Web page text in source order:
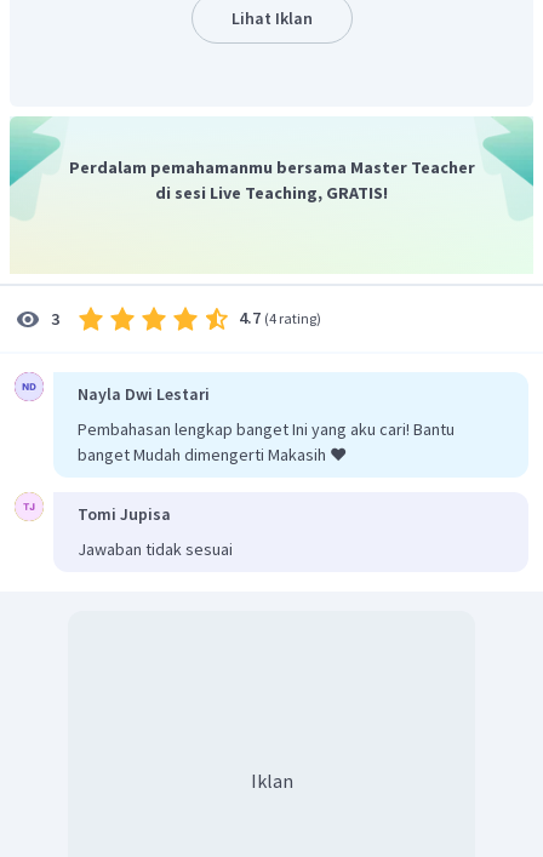
Jadi, jawaban yang benar adalah B.
Lihat Iklan
Perdalam pemahamanmu bersama Master Teacher
di sesi Live Teaching, GRATIS!
3 4.7 (4 rating)
Nayla Dwi Lestari
Pembahasan lengkap banget Ini yang aku cari! Bantu
banget Mudah dimengerti Makasih ❤️
Tomi Jupisa
Jawaban tidak sesuai
Iklan